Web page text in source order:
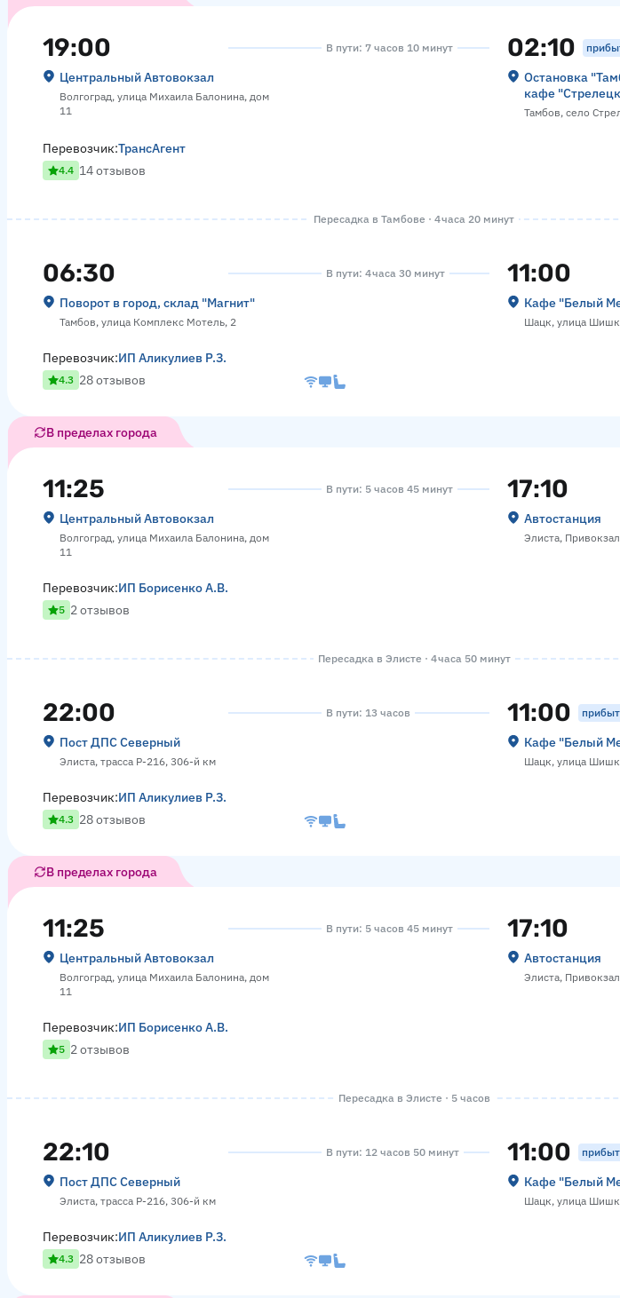
19:00
Центральный Автовокзал
Волгоград, улица Михаила Балонина, дом
11
В пути: 7 часов 10 минут 02:10
Остановка
кафе
Тамбов, село
Перевозчик:ТрансАгент
4.4 14 отзывов
Пересадка в Тамбове · 4 часа 20 минут
06:30
Поворот в город, склад "Магнит"
Тамбов, улица Комплекс Мотель, 2
В пути: 4 часа 30 минут 11:00
Кафе "Белый
Шацк, улица
Перевозчик:ИП Аликулиев Р.З.
4.3 28 отзывов
В пределах города
11:25
Центральный Автовокзал
Волгоград, улица Михаила Балонина, дом
11
В пути: 5 часов 45 минут 17:10
Автостанция
Элиста,
Перевозчик:ИП Борисенко А.В.
5 2 отзывов
Пересадка в Элисте · 4 часа 50 минут
22:00
Пост ДПС Северный
Элиста, трасса Р-216, 306-й км
В пути: 13 часов 11:00
Кафе "Белый
Шацк, улица
Перевозчик:ИП Аликулиев Р.З.
4.3 28 отзывов
В пределах города
11:25
Центральный Автовокзал
Волгоград, улица Михаила Балонина, дом
11
В пути: 5 часов 45 минут 17:10
Автостанция
Элиста,
Перевозчик:ИП Борисенко А.В.
5 2 отзывов
Пересадка в Элисте · 5 часов
22:10
Пост ДПС Северный
Элиста, трасса Р-216, 306-й км
В пути: 12 часов 50 минут 11:00
Кафе "Белый
Шацк, улица
Перевозчик:ИП Аликулиев Р.З.
4.3 28 отзывов